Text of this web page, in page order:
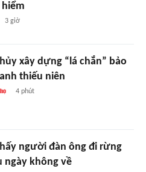
3 giờ
xây dựng “lá chắn” bảo
thiếu niên
4 phút
người đàn ông đi rừng
ngày không về